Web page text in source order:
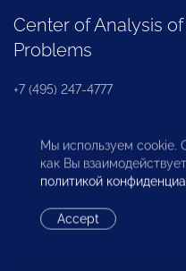
Center of Analysis
Problems
+7 (495) 247-4777
Regional
+7 (495) 247-4777 (доб. 116,
Мы используем cookie.
как Вы
политикой
Accept